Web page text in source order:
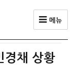
메뉴
경채 상황